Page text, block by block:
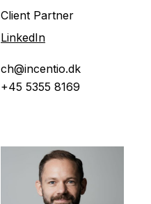
Client Partner
LinkedIn
ch@incentio.dk
+45 5355 8169